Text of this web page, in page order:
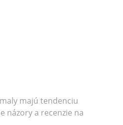
majú tendenciu
názory a recenzie na